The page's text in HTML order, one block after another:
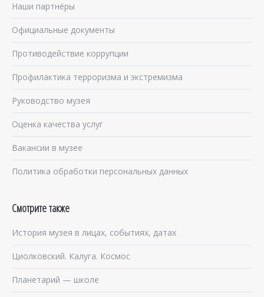
Наши партнёры
Официальные документы
Противодействие коррупции
Профилактика терроризма и экстремизма
Руководство музея
Оценка качества услуг
Вакансии в музее
Политика обработки персональных данных
Смотрите также
История музея в лицах, событиях, датах
Циолковский. Калуга. Космос
Планетарий — школе